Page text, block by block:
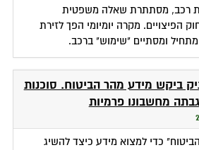
רכב, מסתתרת שאלה משפטית
הפיצויים. מקרה יומיומי הפך לזירת
ומסתיים "שימוש" ברכב.
ביקש מידע מהר הביטוח. סוכנות
מחשבונו פרמיות
כדי למצוא מידע כיצד להשיג